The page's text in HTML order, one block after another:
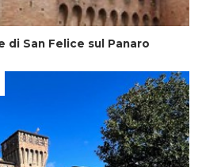
di San Felice sul Panaro